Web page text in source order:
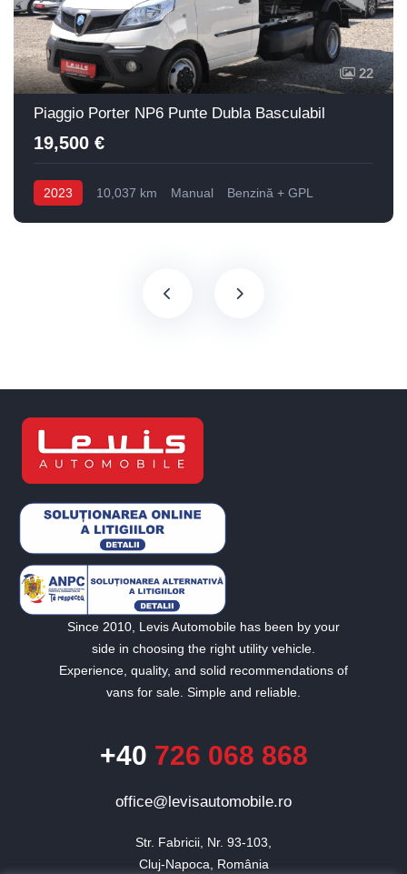
22
Piaggio Porter NP6 Punte Dubla Basculabil
19,500 €
2023 10,037 km Manual Benzină + GPL
Since 2010, Levis Automobile has been by your
side in choosing the right utility vehicle.
Experience, quality, and solid recommendations of
vans for sale. Simple and reliable.
+40 726 068 868
office@levisautomobile.ro
Str. Fabricii, Nr. 93-103,
Cluj-Napoca, România